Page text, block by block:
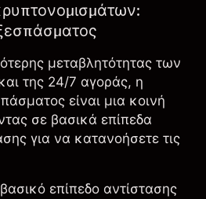
μεταβλητότητας των
της 24/7 αγοράς, η
είναι μια κοινή
σε βασικά επίπεδα
για να κατανοήσετε τις
επίπεδο αντίστασης